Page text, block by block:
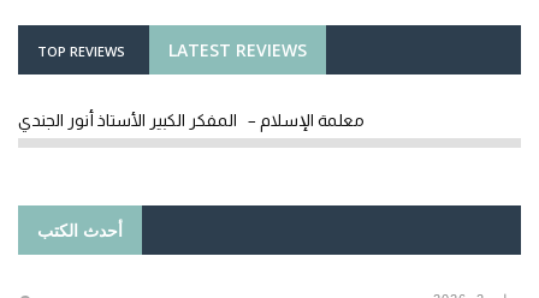
LATEST REVIEWS
TOP REVIEWS
معلمة الإسلام – المفكر الكبير الأستاذ أنور الجندي
أحدث الكتب